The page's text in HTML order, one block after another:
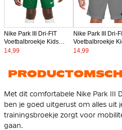
Nike Park III Dri-FIT
Voetbalbroekje Kids
Groen
14,99
Nike Park III Dri-
Voetbalbroekje
14,99
Met dit comfortabele Nike Park III
ben je goed uitgerust om alles uit
trainingsbroekje zorgt voor
gaan.